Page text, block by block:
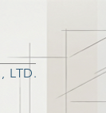
LTD.